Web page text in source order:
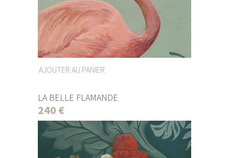
AJOUTER AU PANIER
LA BELLE FLAMANDE
240 €